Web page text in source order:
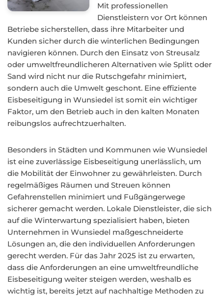
Mit professionellen
Dienstleistern vor Ort können
Betriebe sicherstellen, dass ihre Mitarbeiter und
Kunden sicher durch die winterlichen Bedingungen
navigieren können. Durch den Einsatz von Streusalz
oder umweltfreundlicheren Alternativen wie Splitt oder
Sand wird nicht nur die Rutschgefahr minimiert,
sondern auch die Umwelt geschont. Eine effiziente
Eisbeseitigung in Wunsiedel ist somit ein wichtiger
Faktor, um den Betrieb auch in den kalten Monaten
reibungslos aufrechtzuerhalten.
Besonders in Städten und Kommunen wie Wunsiedel
ist eine zuverlässige Eisbeseitigung unerlässlich, um
die Mobilität der Einwohner zu gewährleisten. Durch
regelmäßiges Räumen und Streuen können
Gefahrenstellen minimiert und Fußgängerwege
sicherer gemacht werden. Lokale Dienstleister, die sich
auf die Winterwartung spezialisiert haben, bieten
Unternehmen in Wunsiedel maßgeschneiderte
Lösungen an, die den individuellen Anforderungen
gerecht werden. Für das Jahr 2025 ist zu erwarten,
dass die Anforderungen an eine umweltfreundliche
Eisbeseitigung weiter steigen werden, weshalb es
wichtig ist, bereits jetzt auf nachhaltige Methoden zu